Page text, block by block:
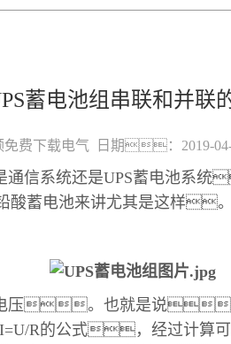
蓄电池组串联和并联
免费下载电气 日期： 2019-
系统还是UPS蓄电池系统
蓄电池来讲尤其是这样。
。也就是说，
R的公式，经过计算